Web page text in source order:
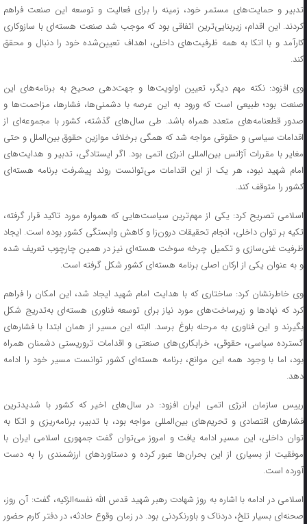
تدبیر و حمایت‌های مستمر خود، زمینه را برای فعالیت و توسعه این صنعت فراهم
کردند. این اقدام، زیربنایی‌ترین اتفاقی بود که موجب شد صنعت هسته‌ای با سازوکاری
کارآمد و با اتکا به همه ظرفیت‌های داخلی، اهداف تعیین‌شده خود را دنبال و محقق
کند.
وی افزود: نکته مهم دیگر، تعیین اولویت‌ها و جهت‌دهی صحیح به برنامه‌های این
صنعت بود؛ طبیعی است که ورود به این عرصه با دشمنی‌ها، فشارها، مزاحمت‌ها و
صدور قطعنامه‌های متعدد همراه باشد. طی سال‌های گذشته، کشور با مجموعه‌ای از
اقدامات سیاسی و حقوقی مواجه شد که همگی برخلاف موازین حقوق بین‌الملل و حتی
مغایر با مقررات آژانس بین‌المللی انرژی اتمی بود. اگر ایستادگی، تدبیر و هدایت‌های
امام شهید نبود، هر یک از این اقدامات می‌توانست روند پیشرفت برنامه هسته‌ای
کشور را متوقف کند.
اسلامی تصریح کرد: یکی از مهم‌ترین سیاست‌هایی که همواره مورد تاکید قرار گرفته،
تکیه بر توان داخلی، انجام تحقیقات درون‌زا و کاهش وابستگی کشور بوده است. ایجاد
ظرفیت غنی‌سازی و تکمیل چرخه سوخت هسته‌ای نیز در همین چارچوب تعریف شده
و به عنوان یکی از ارکان اصلی برنامه هسته‌ای کشور شکل گرفته است.
وی خاطرنشان کرد: ساختاری که با هدایت امام شهید ایجاد شد، این امکان را فراهم
کرد که نهادها و زیرساخت‌های مورد نیاز برای توسعه فناوری هسته‌ای به‌تدریج شکل
بگیرند و این فناوری به مرحله بلوغ برسد. البته این مسیر از همان ابتدا با فشارهای
گسترده سیاسی، حقوقی، خرابکاری‌های صنعتی و اقدامات تروریستی دشمنان همراه
بود، اما با وجود همه این موانع، برنامه هسته‌ای کشور توانست مسیر خود را ادامه
دهد.
رییس سازمان انرژی اتمی ایران افزود: در سال‌های اخیر که کشور با شدیدترین
فشارهای اقتصادی و تحریم‌های بین‌المللی مواجه بود، با تدبیر، برنامه‌ریزی و اتکا به
توان داخلی، این مسیر ادامه یافت و امروز می‌توان گفت جمهوری اسلامی ایران با
موفقیت از بسیاری از این بحران‌ها عبور کرده و دستاوردهای ارزشمندی را به دست
آورده است.
اسلامی در ادامه با اشاره به روز شهادت رهبر شهید قدس الله نفسه‌الزکیه، گفت: آن روز،
صحنه‌ای بسیار تلخ، دردناک و باورنکردنی بود. در زمان وقوع حادثه، در دفتر کارم حضور